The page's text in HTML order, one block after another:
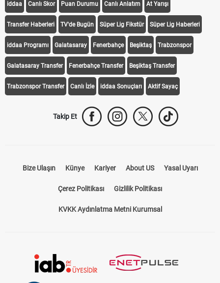
iddaa Canlı Skor Puan Durumu Canlı Anlatım At Yarışı
Transfer Haberleri TV'de Bugün Süper Lig Fikstür Süper Lig Haberleri
iddaa Programı Galatasaray Fenerbahçe Beşiktaş Trabzonspor
Galatasaray Transfer Fenerbahçe Transfer Beşiktaş Transfer
Trabzonspor Transfer Canlı İzle iddaa Sonuçları Aktif Sayaç
Takip Et
Bize Ulaşın Künye Kariyer About US Yasal Uyarı
Çerez Politikası Gizlilik Politikası
KVKK Aydınlatma Metni Kurumsal